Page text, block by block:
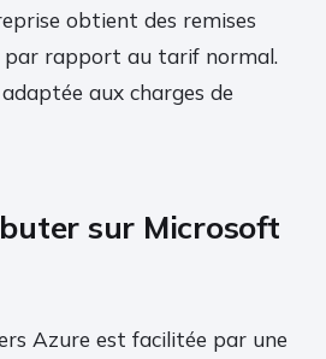
obtient des remises
par rapport au tarif normal.
aux charges de
sur Microsoft
Azure est facilitée par une